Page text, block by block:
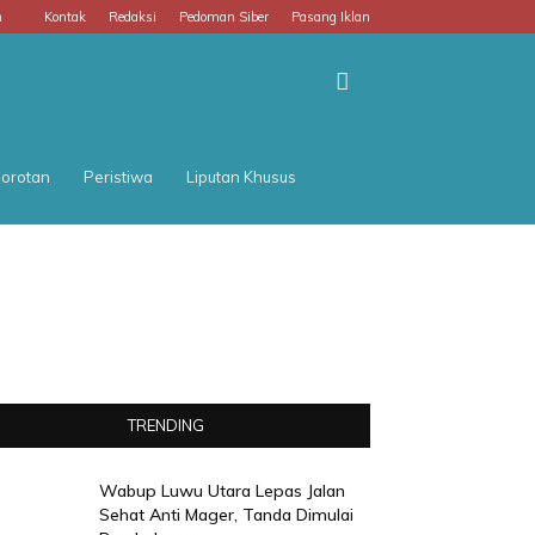
Kontak Redaksi Pedoman Siber Pasang Iklan
Peristiwa Liputan Khusus
TRENDING
Wabup Luwu Utara Lepas Jalan
Sehat Anti Mager, Tanda Dimulai